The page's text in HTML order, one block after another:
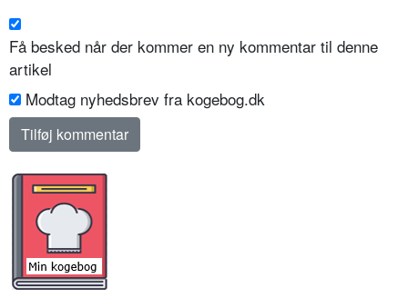
Få besked når der kommer en ny kommentar til denne
artikel
Modtag nyhedsbrev fra kogebog.dk